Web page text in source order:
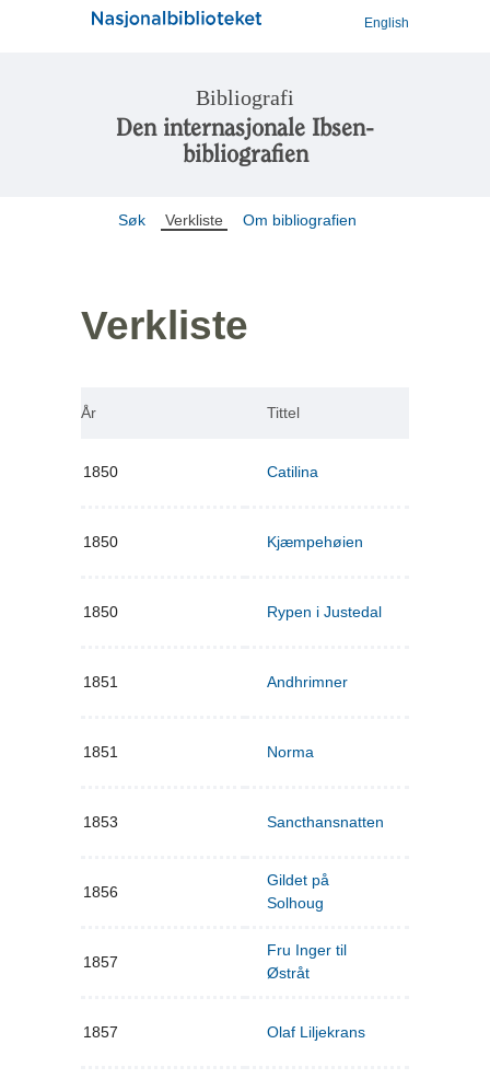
English
Bibliografi
Den internasjonale Ibsen-
bibliografien
Søk Verkliste Om bibliografien
Verkliste
År Tittel
1850 Catilina
1850 Kjæmpehøien
1850 Rypen i Justedal
1851 Andhrimner
1851 Norma
1853 Sancthansnatten
1856
Gildet på
Solhoug
1857
Fru Inger til
Østråt
1857 Olaf Liljekrans